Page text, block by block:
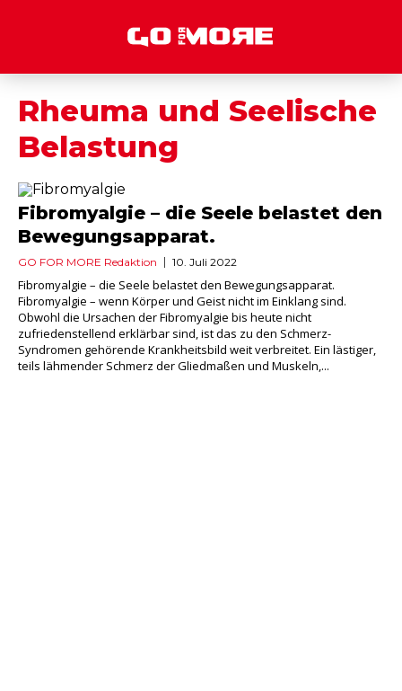
Rheuma und Seelische
Belastung
Fibromyalgie – die Seele belastet den
Bewegungsapparat.
GO FOR MORE Redaktion 10. Juli 2022
Fibromyalgie – die Seele belastet den Bewegungsapparat.
Fibromyalgie – wenn Körper und Geist nicht im Einklang sind.
Obwohl die Ursachen der Fibromyalgie bis heute nicht
zufriedenstellend erklärbar sind, ist das zu den Schmerz-
Syndromen gehörende Krankheitsbild weit verbreitet. Ein lästiger,
teils lähmender Schmerz der Gliedmaßen und Muskeln,...